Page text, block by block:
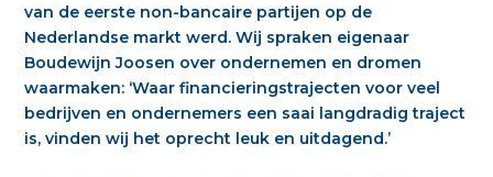
van de eerste non-bancaire partijen op de
Nederlandse markt werd. Wij spraken eigenaar
Boudewijn Joosen over ondernemen en dromen
waarmaken: ‘Waar financieringstrajecten voor veel
bedrijven en ondernemers een saai langdradig traject
is, vinden wij het oprecht leuk en uitdagend.’
CONTACT